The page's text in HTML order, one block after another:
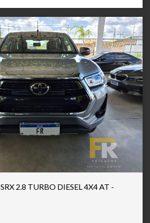
SRX 2.8 TURBO DIESEL 4X4 AT -